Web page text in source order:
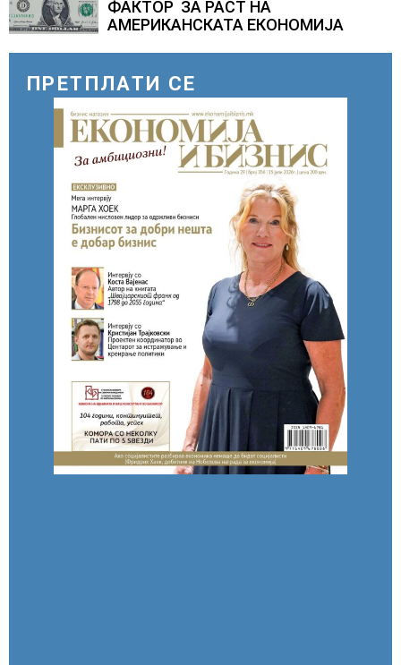
ФАКТОР ЗА РАСТ НА
АМЕРИКАНСКАТА ЕКОНОМИЈА
ПРЕТПЛАТИ СЕ